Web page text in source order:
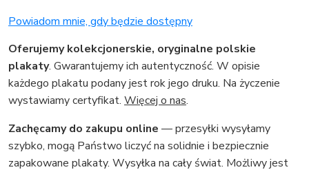
Powiadom mnie, gdy będzie dostępny
Oferujemy kolekcjonerskie, oryginalne polskie
plakaty. Gwarantujemy ich autentyczność. W opisie
każdego plakatu podany jest rok jego druku. Na życzenie
wystawiamy certyfikat. Więcej o nas.
Zachęcamy do zakupu online — przesyłki wysyłamy
szybko, mogą Państwo liczyć na solidnie i bezpiecznie
zapakowane plakaty. Wysyłka na cały świat. Możliwy jest